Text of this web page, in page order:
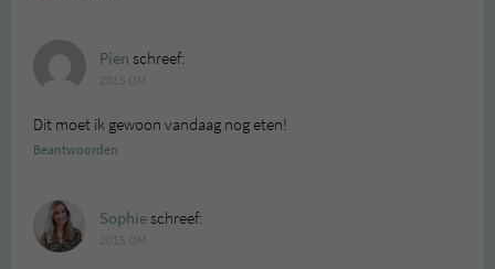
Pien schreef:
Dit moet ik gewoon vandaag nog eten!
Beantwoorden
Sophieschreef: